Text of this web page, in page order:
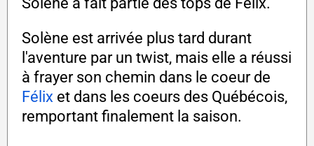
Solène est arrivée plus tard durant
l'aventure par un twist, mais elle a réussi
à frayer son chemin dans le coeur de
Félix et dans les coeurs des Québécois,
remportant finalement la saison.